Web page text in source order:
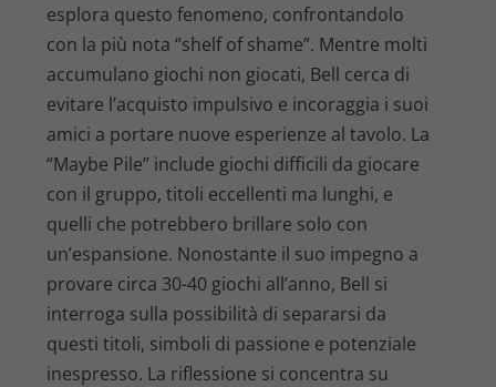
esplora questo fenomeno, confrontandolo
con la più nota “shelf of shame”. Mentre molti
accumulano giochi non giocati, Bell cerca di
evitare l’acquisto impulsivo e incoraggia i suoi
amici a portare nuove esperienze al tavolo. La
“Maybe Pile” include giochi difficili da giocare
con il gruppo, titoli eccellenti ma lunghi, e
quelli che potrebbero brillare solo con
un’espansione. Nonostante il suo impegno a
provare circa 30-40 giochi all’anno, Bell si
interroga sulla possibilità di separarsi da
questi titoli, simboli di passione e potenziale
inespresso. La riflessione si concentra su